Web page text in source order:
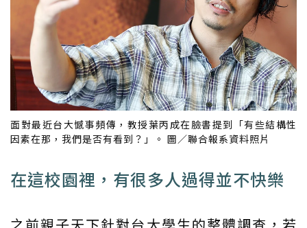
面對最近台大憾事頻傳，教授葉丙成在臉書提到「有些結構性
因素在那，我們是否有看到？」。 圖／聯合報系資料照片
在這校園裡，有很多人過得並不快樂